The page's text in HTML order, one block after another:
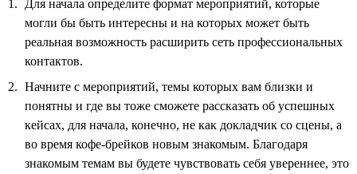
Для начала определите формат мероприятий, которые
могли бы быть интересны и на которых может быть
реальная возможность расширить сеть профессиональных
контактов.
Начните с мероприятий, темы которых вам близки и
понятны и где вы тоже сможете рассказать об успешных
кейсах, для начала, конечно, не как докладчик со сцены, а
во время кофе-брейков новым знакомым. Благодаря
знакомым темам вы будете чувствовать себя увереннее, это